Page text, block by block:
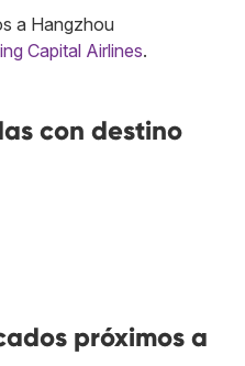
a Hangzhou
Capital Airlines.
con destino
próximos a